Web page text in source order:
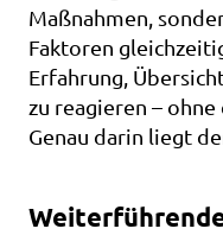
Maßnahmen,
Faktoren
Erfahrung,
zu reagieren –
Genau darin liegt